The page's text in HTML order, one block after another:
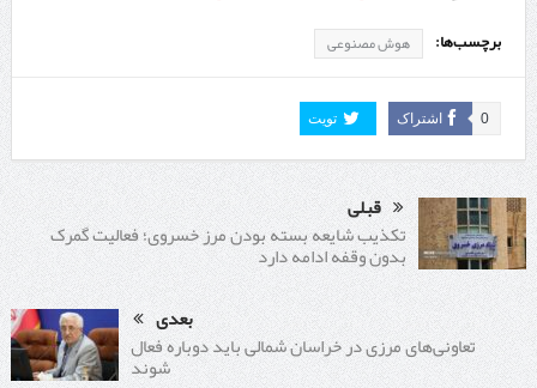
برچسب‌ها: هوش مصنوعی
اشتراک 0 تویت
قبلی
تکذیب شایعه بسته بودن مرز خسروی؛ فعالیت گمرک
بدون وقفه ادامه دارد
بعدی
تعاونی‌های مرزی در خراسان شمالی باید دوباره فعال
شوند